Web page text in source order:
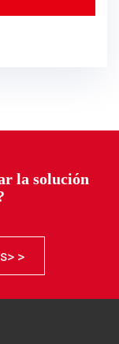
la solución
>